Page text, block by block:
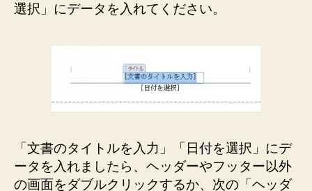
選択」にデータを入れてください。
「文書のタイトルを入力」「日付を選択」にデ
ータを入れましたら、ヘッダーやフッター以外
の画面をダブルクリックするか、次の「ヘッダ